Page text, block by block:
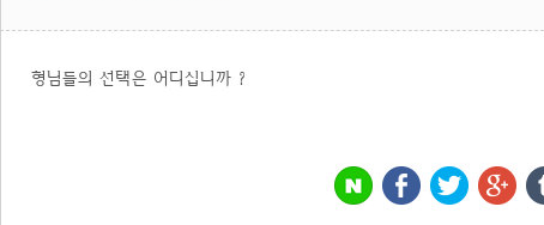
형님들의 선택은 어디십니까 ?